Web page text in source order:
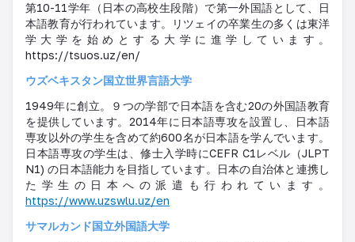
第10-11学年（日本の高校生段階）で第一外国語として、日
本語教育が行われています。リツェイの卒業生の多くは東洋
学大学を始めとする大学に進学しています。
https://tsuos.uz/en/
ウズベキスタン国立世界言語大学
1949年に創立。９つの学部で日本語を含む20の外国語教育
を提供しています。2014年に日本語専攻を設置し、日本語
専攻以外の学生を含めて約600名が日本語を学んでいます。
日本語専攻の学生は、修士入学時にCEFR C1レベル（JLPT
N1) の日本語能力を目指しています。日本の自治体と連携し
た学生の日本への派遣も行われています。
https://www.uzswlu.uz/en
サマルカンド国立外国語大学